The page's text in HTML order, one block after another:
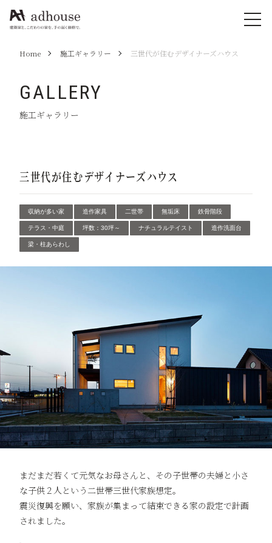
Home 施工ギャラリー 三世代が住むデザイナーズハウス
GALLERY
施工ギャラリー
三世代が住むデザイナーズハウス
収納が多い家 造作家具 二世帯 無垢床 鉄骨階段
テラス・中庭 坪数：30坪～ ナチュラルテイスト 造作洗面台
梁・柱あらわし
まだまだ若くて元気なお母さんと、その子世帯の夫婦と小さ
な子供２人という二世帯三世代家族想定。
震災復興を願い、家族が集まって結束できる家の設定で計画
されました。